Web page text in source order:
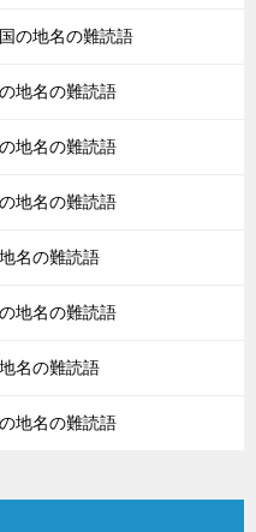
の地名の難読語
地名の難読語
地名の難読語
地名の難読語
名の難読語
地名の難読語
名の難読語
地名の難読語